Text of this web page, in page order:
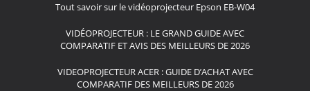
Tout savoir sur le vidéoprojecteur Epson EB-W04
VIDÉOPROJECTEUR : LE GRAND GUIDE AVEC
COMPARATIF ET AVIS DES MEILLEURS DE 2026
VIDEOPROJECTEUR ACER : GUIDE D’ACHAT AVEC
COMPARATIF DES MEILLEURS DE 2026